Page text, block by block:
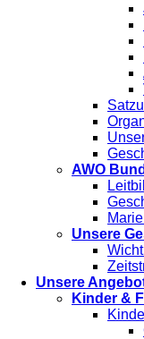
AWO
Unsere
Unsere
Kinder &